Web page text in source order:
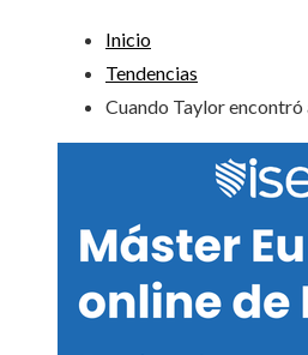
Inicio
Tendencias
Cuando Taylor